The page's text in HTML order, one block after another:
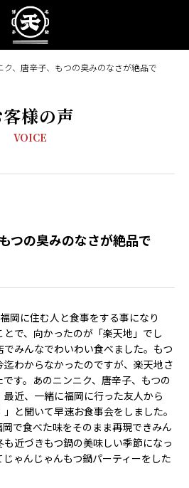
ク、唐辛子、もつの臭みのなさが絶品で
様の声
VOICE
つの臭みのなさが絶品で
岡に住む人と食事をする事になり
とで、向かったのが「楽天地」でし
みんなでわいわい食べました。もつ
わからなかったのですが、楽天地さ
す。あのニンニク、唐辛子、もつの
近、一緒に福岡に行った友人から
」と聞いて早速お食事会をしました。
で食べた味をそのまま再現できみん
近づきもつ鍋の美味しい季節になっ
ゃんじゃんもつ鍋パーティーをした